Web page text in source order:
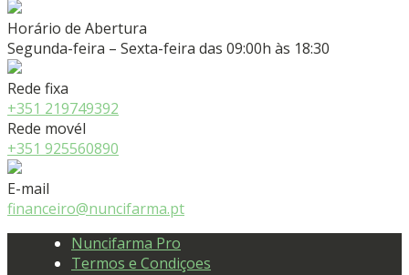
Horário de Abertura
Segunda-feira – Sexta-feira das 09:00h às 18:30
Rede fixa
+351 219749392
Rede movél
+351 925560890
E-mail
financeiro@nuncifarma.pt
Nuncifarma Pro
Termos e Condiçoes